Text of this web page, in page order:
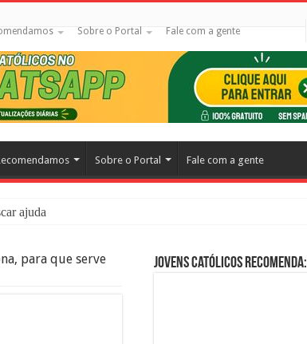
Sobre o Portal Fale com a gente
Sobre o Portal Fale com a gente
ajuda
Que Vai Tocar os Católicos no Cinema
para que serve
Jovens Católicos Recomenda: